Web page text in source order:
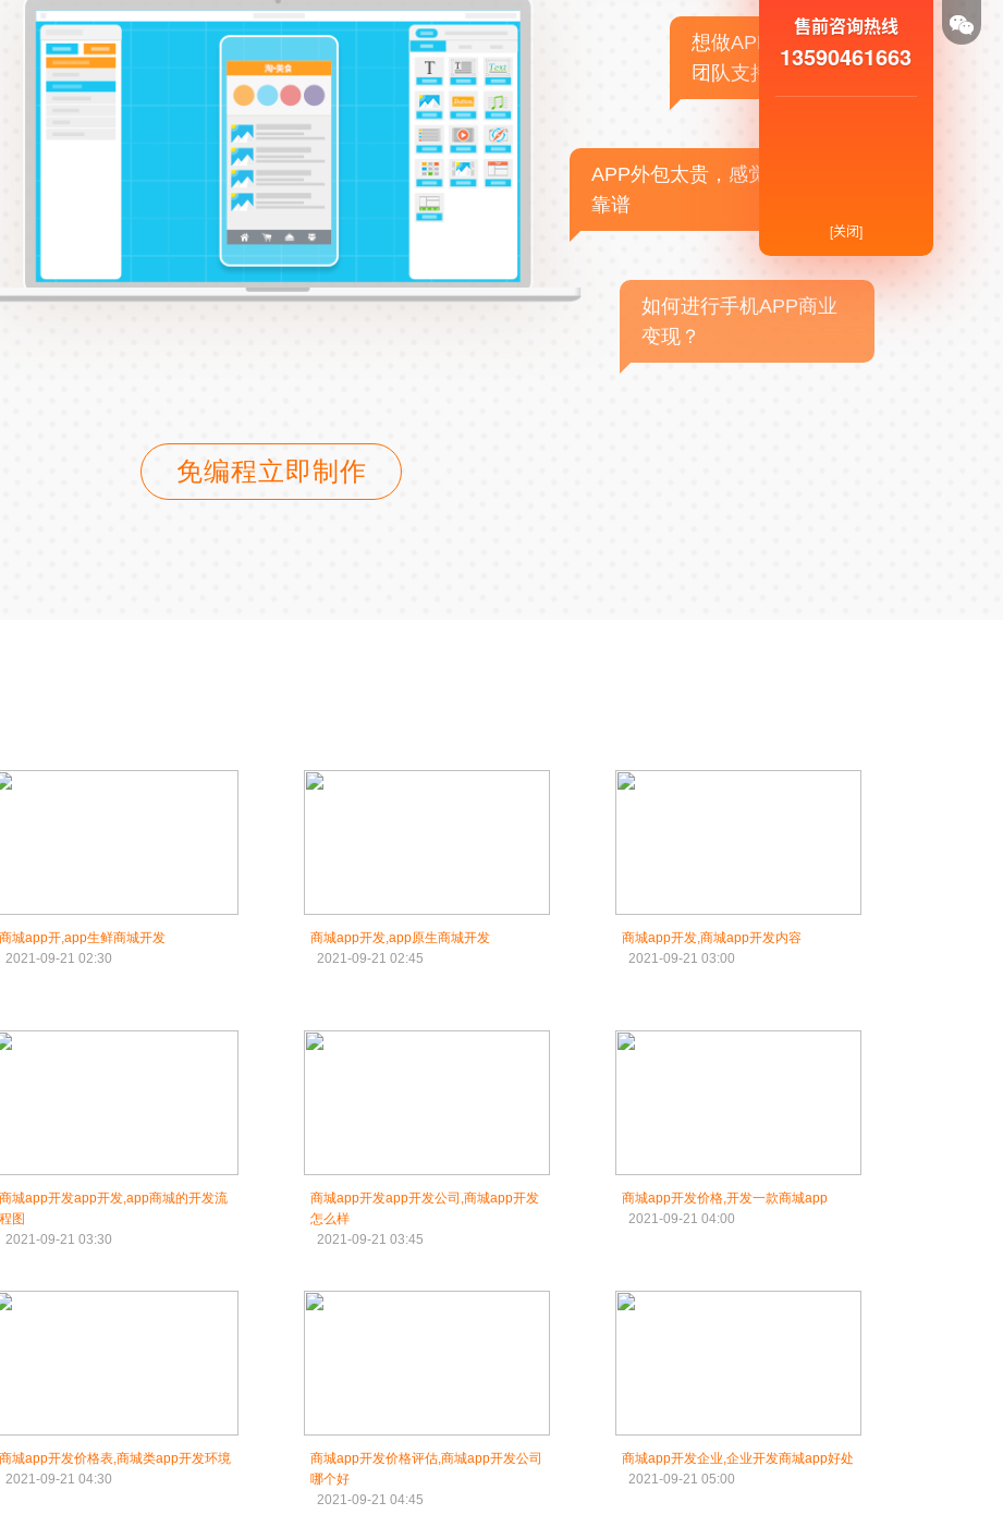
想做APP，但没有技术
团队支持
APP外包太贵，感觉不
靠谱
如何进行手机APP商业
变现？
免编程立即制作
商城app开,app生鲜商城开发
2021-09-21 02:30
商城app开发,app原生商城开发
2021-09-21 02:45
商城app开发,商城app开发内容
2021-09-21 03:00
商城app开发app开发,app商城的开发流
程图
2021-09-21 03:30
商城app开发app开发公司,商城app开发
怎么样
2021-09-21 03:45
商城app开发价格,开发一款商城app
2021-09-21 04:00
商城app开发价格表,商城类app开发环境
2021-09-21 04:30
商城app开发价格评估,商城app开发公司
哪个好
2021-09-21 04:45
商城app开发企业,企业开发商城app好处
2021-09-21 05:00
售前咨询热线
13590461663
[关闭]